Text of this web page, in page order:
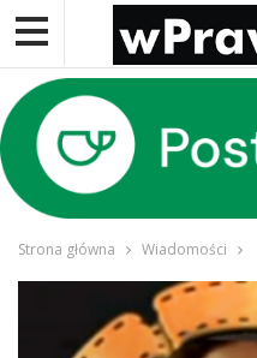
Strona główna Wiadomości